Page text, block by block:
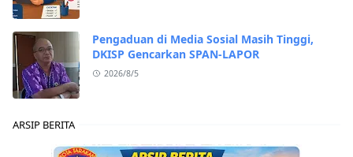
Pengaduan di Media Sosial Masih Tinggi,
DKISP Gencarkan SPAN-LAPOR
2026/8/5
ARSIP BERITA